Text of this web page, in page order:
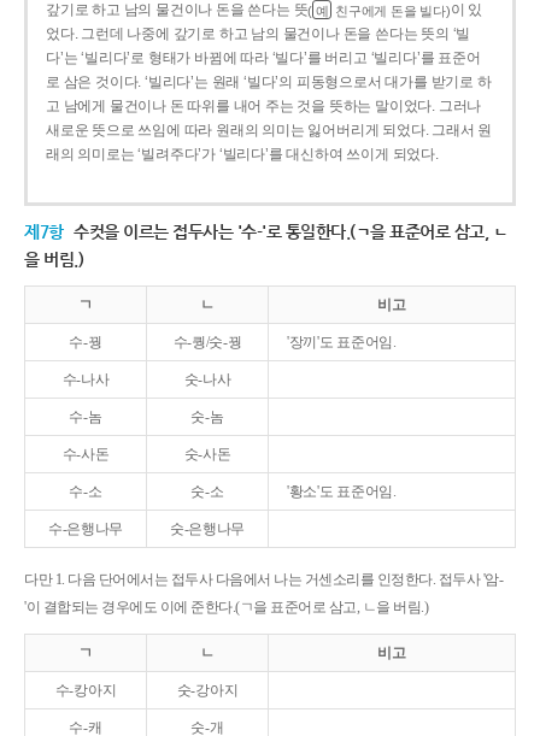
갚기로 하고 남의 물건이나 돈을 쓴다는 뜻( 예 친구에게 돈을 빌다)이 있
었다. 그런데 나중에 갚기로 하고 남의 물건이나 돈을 쓴다는 뜻의 ‘빌
다’는 ‘빌리다’로 형태가 바뀜에 따라 ‘빌다’를 버리고 ‘빌리다’를 표준어
로 삼은 것이다. ‘빌리다’는 원래 ‘빌다’의 피동형으로서 대가를 받기로 하
고 남에게 물건이나 돈 따위를 내어 주는 것을 뜻하는 말이었다. 그러나
새로운 뜻으로 쓰임에 따라 원래의 의미는 잃어버리게 되었다. 그래서 원
래의 의미로는 ‘빌려주다’가 ‘빌리다’를 대신하여 쓰이게 되었다.
제7항 수컷을 이르는 접두사는 '수-'로 통일한다.(ㄱ을 표준어로 삼고, ㄴ
을 버림.)
ㄱ ㄴ 비고
수-꿩 수-퀑/숫-꿩 '장끼'도 표준어임.
수-나사 숫-나사
수-놈 숫-놈
수-사돈 숫-사돈
수-소 숫-소 '황소'도 표준어임.
수-은행나무 숫-은행나무
다만 1. 다음 단어에서는 접두사 다음에서 나는 거센소리를 인정한다. 접두사 '암-
'이 결합되는 경우에도 이에 준한다.(ㄱ을 표준어로 삼고, ㄴ을 버림.)
ㄱ ㄴ 비고
수-캉아지 숫-강아지
수-캐 숫-개